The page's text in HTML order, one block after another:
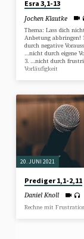
Esra 3,1-13
Jochen Klautke
Thema: Lass dich
Anbetung abbringen!
durch negative
…nicht durch eigene
3. …nicht durch
Vorläufigkeit
20. JUNI 2021
Prediger 1,1-2,11
Daniel Knoll
Rechne mit